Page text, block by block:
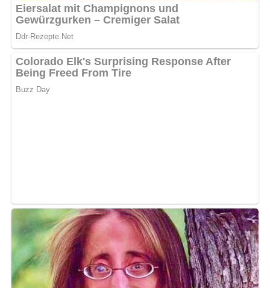
Pfanne die Margarine erhitzen, die Gurkenhälften darin
braten, mit Brühe angießen und zugedeckt etwa 20
Minuten dünsten. Falls erforderlich, noch etwas Brühe
oder Wasser angießen. Dann die gedünsteten
Gurkenhälften mit dem restlichen in Streifen
geschnittenen Käse belegen und im vorgeheizten Herd bei
200 °C 5… 10 Minuten überbacken, bis der Käse zerlaufen
Jetzt Sterne vergeben – Rezept
bewerten